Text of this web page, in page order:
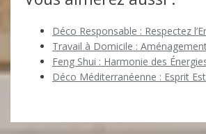
Déco Responsable : Respectez
Travail à Domicile :
Feng Shui : Harmonie des
Déco Méditerranéenne : Esprit